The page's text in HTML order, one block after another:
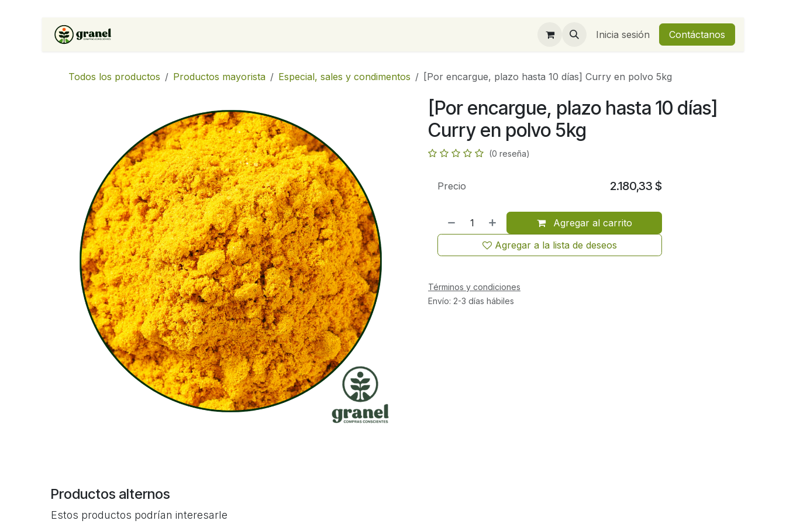
Ir al contenido
Inicia sesión Contáctanos
Todos los productos Productos mayorista Especial, sales y condimentos [Por encargue, plazo hasta 10 días] Curry en polvo 5kg
[Por encargue, plazo hasta 10 días]
Curry en polvo 5kg
(0 reseña)
Agregar al carrito
Agregar a la lista de deseos
Precio 2.180,33 $
Términos y condiciones
Envío: 2-3 días hábiles
Productos alternos
Estos productos podrían interesarle